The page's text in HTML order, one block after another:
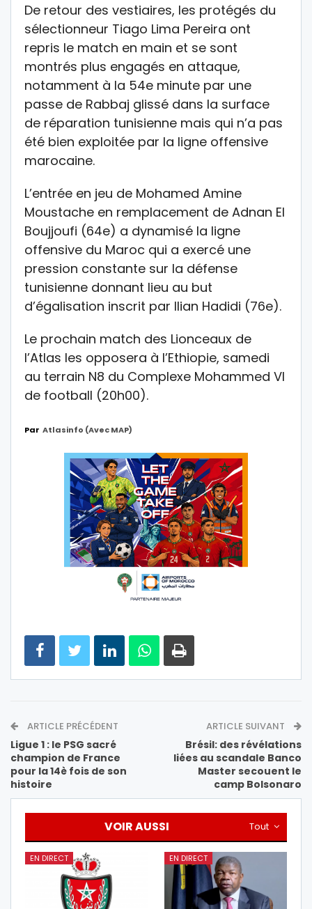
De retour des vestiaires, les protégés du
sélectionneur Tiago Lima Pereira ont
repris le match en main et se sont
montrés plus engagés en attaque,
notamment à la 54e minute par une
passe de Rabbaj glissé dans la surface
de réparation tunisienne mais qui n’a pas
été bien exploitée par la ligne offensive
marocaine.
L’entrée en jeu de Mohamed Amine
Moustache en remplacement de Adnan El
Boujjoufi (64e) a dynamisé la ligne
offensive du Maroc qui a exercé une
pression constante sur la défense
tunisienne donnant lieu au but
d’égalisation inscrit par Ilian Hadidi (76e).
Le prochain match des Lionceaux de
l’Atlas les opposera à l’Ethiopie, samedi
au terrain N8 du Complexe Mohammed VI
de football (20h00).
Par Atlasinfo (avec MAP)
ARTICLE PRÉCÉDENT
Ligue 1 : le PSG sacré
champion de France
pour la 14è fois de son
histoire
ARTICLE SUIVANT
Brésil: des révélations
liées au scandale Banco
Master secouent le
camp Bolsonaro
Tout
VOIR AUSSI
EN DIRECT EN DIRECT